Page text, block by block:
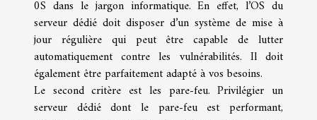
0S dans le jargon informatique. En effet, l’OS du
serveur dédié doit disposer d’un système de mise à
jour régulière qui peut être capable de lutter
automatiquement contre les vulnérabilités. Il doit
également être parfaitement adapté à vos besoins.
Le second critère est les pare-feu. Privilégier un
serveur dédié dont le pare-feu est performant,